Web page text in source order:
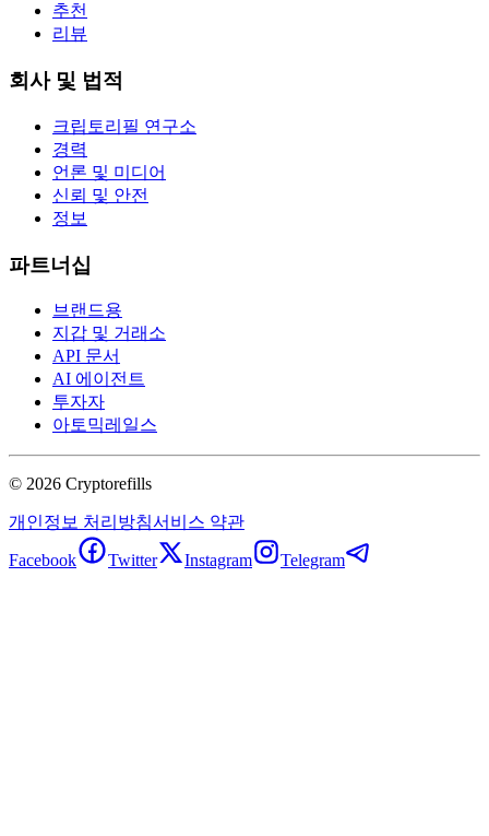
추천
리뷰
회사 및 법적
크립토리필 연구소
경력
언론 및 미디어
신뢰 및 안전
정보
파트너십
브랜드용
지갑 및 거래소
API 문서
AI 에이전트
투자자
아토믹레일스
© 2026 Cryptorefills
개인정보 처리방침서비스 약관
Facebook Twitter Instagram Telegram